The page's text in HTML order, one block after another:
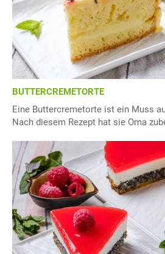
BUTTERCREMETORTE
Eine Buttercremetorte ist ein Muss
Nach diesem Rezept hat sie Oma